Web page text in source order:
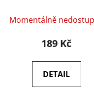
Momentálně
189 Kč
DETAIL